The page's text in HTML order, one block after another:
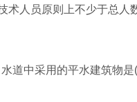
术人员原则上不少于总人
道中采用的平水建筑物是